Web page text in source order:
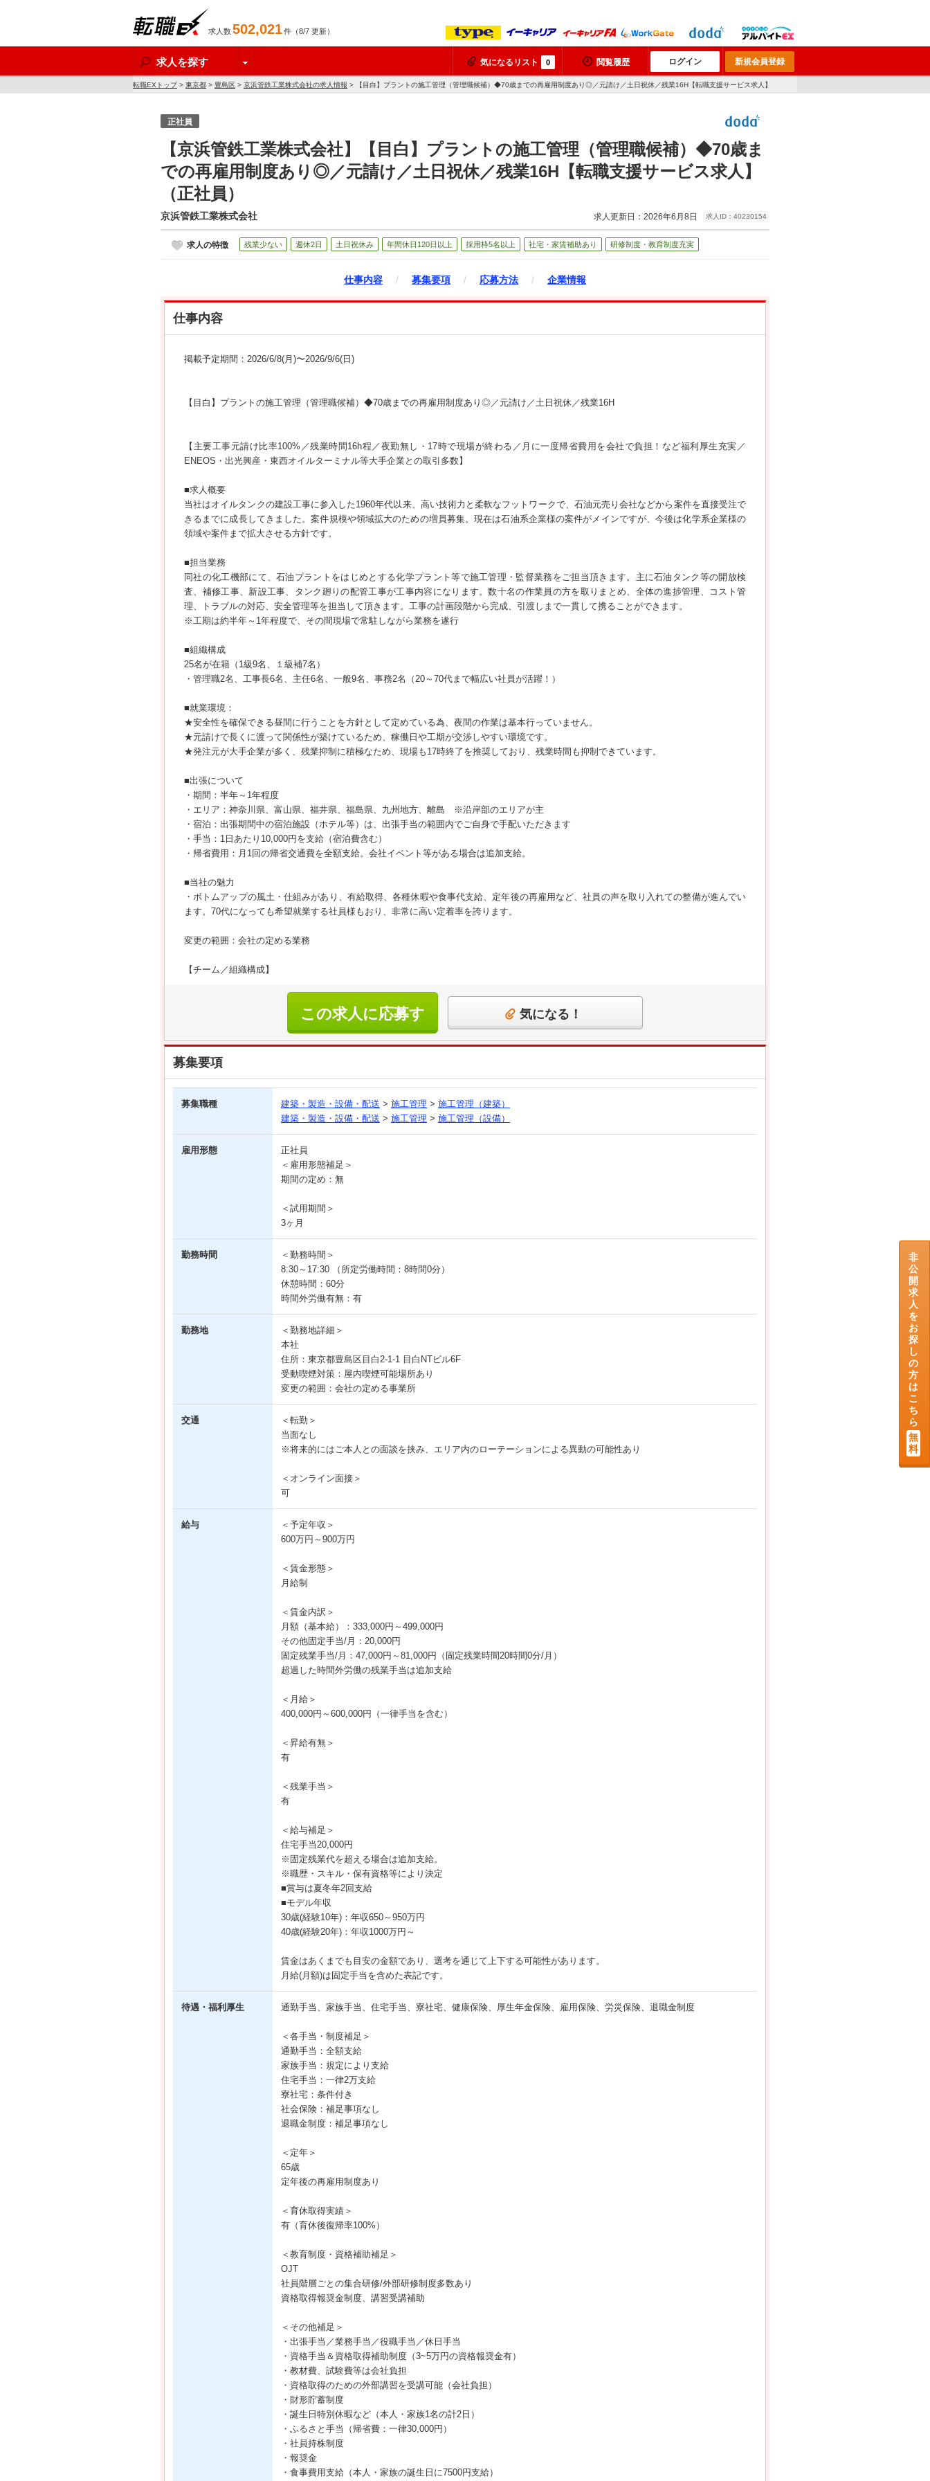
求人数502,021件（8/7 更新）
求人を探す 気になるリスト 0 閲覧履歴 ログイン 新規会員登録
転職EXトップ> 東京都 > 豊島区 > 京浜管鉄工業株式会社の求人情報 > 【目白】プラントの施工管理（管理職候補）◆70歳までの再雇用制度あり◎／元請け／土日祝休／残業16H【転職支援サービス求人】
正社員
【京浜管鉄工業株式会社】【目白】プラントの施工管理（管理職候補）◆70歳ま
での再雇用制度あり◎／元請け／土日祝休／残業16H【転職支援サービス求人】
（正社員）
京浜管鉄工業株式会社 求人更新日：2026年6月8日 求人ID：40230154
求人の特徴 残業少ない 週休2日 土日祝休み 年間休日120日以上 採用枠5名以上 社宅・家賃補助あり 研修制度・教育制度充実
仕事内容 / 募集要項 / 応募方法 / 企業情報
仕事内容
掲載予定期間：2026/6/8(月)〜2026/9/6(日)
【目白】プラントの施工管理（管理職候補）◆70歳までの再雇用制度あり◎／元請け／土日祝休／残業16H
【主要工事元請け比率100%／残業時間16h程／夜勤無し・17時で現場が終わる／月に一度帰省費用を会社で負担！など福利厚生充実／
ENEOS・出光興産・東西オイルターミナル等大手企業との取引多数】
■求人概要
当社はオイルタンクの建設工事に参入した1960年代以来、高い技術力と柔軟なフットワークで、石油元売り会社などから案件を直接受注で
きるまでに成長してきました。案件規模や領域拡大のための増員募集。現在は石油系企業様の案件がメインですが、今後は化学系企業様の
領域や案件まで拡大させる方針です。
■担当業務
同社の化工機部にて、石油プラントをはじめとする化学プラント等で施工管理・監督業務をご担当頂きます。主に石油タンク等の開放検
査、補修工事、新設工事、タンク廻りの配管工事が工事内容になります。数十名の作業員の方を取りまとめ、全体の進捗管理、コスト管
理、トラブルの対応、安全管理等を担当して頂きます。工事の計画段階から完成、引渡しまで一貫して携ることができます。
※工期は約半年～1年程度で、その間現場で常駐しながら業務を遂行
■組織構成
25名が在籍（1級9名、１級補7名）
・管理職2名、工事長6名、主任6名、一般9名、事務2名（20～70代まで幅広い社員が活躍！）
■就業環境：
★安全性を確保できる昼間に行うことを方針として定めている為、夜間の作業は基本行っていません。
★元請けで長くに渡って関係性が築けているため、稼働日や工期が交渉しやすい環境です。
★発注元が大手企業が多く、残業抑制に積極なため、現場も17時終了を推奨しており、残業時間も抑制できています。
■出張について
・期間：半年～1年程度
・エリア：神奈川県、富山県、福井県、福島県、九州地方、離島 ※沿岸部のエリアが主
・宿泊：出張期間中の宿泊施設（ホテル等）は、出張手当の範囲内でご自身で手配いただきます
・手当：1日あたり10,000円を支給（宿泊費含む）
・帰省費用：月1回の帰省交通費を全額支給。会社イベント等がある場合は追加支給。
■当社の魅力
・ボトムアップの風土・仕組みがあり、有給取得、各種休暇や食事代支給、定年後の再雇用など、社員の声を取り入れての整備が進んでい
ます。70代になっても希望就業する社員様もおり、非常に高い定着率を誇ります。
変更の範囲：会社の定める業務
【チーム／組織構成】
この求人に応募す
る
気になる！
募集要項
募集職種 建築・製造・設備・配送 > 施工管理 > 施工管理（建築）
建築・製造・設備・配送 > 施工管理 > 施工管理（設備）
雇用形態
正社員
＜雇用形態補足＞
期間の定め：無
＜試用期間＞
3ヶ月
勤務時間
＜勤務時間＞
8:30～17:30 （所定労働時間：8時間0分）
休憩時間：60分
時間外労働有無：有
勤務地
＜勤務地詳細＞
本社
住所：東京都豊島区目白2-1-1 目白NTビル6F
受動喫煙対策：屋内喫煙可能場所あり
変更の範囲：会社の定める事業所
交通
＜転勤＞
当面なし
※将来的にはご本人との面談を挟み、エリア内のローテーションによる異動の可能性あり
＜オンライン面接＞
可
給与
＜予定年収＞
600万円～900万円
＜賃金形態＞
月給制
＜賃金内訳＞
月額（基本給）：333,000円～499,000円
その他固定手当/月：20,000円
固定残業手当/月：47,000円～81,000円（固定残業時間20時間0分/月）
超過した時間外労働の残業手当は追加支給
＜月給＞
400,000円～600,000円（一律手当を含む）
＜昇給有無＞
有
＜残業手当＞
有
＜給与補足＞
住宅手当20,000円
※固定残業代を超える場合は追加支給。
※職歴・スキル・保有資格等により決定
■賞与は夏冬年2回支給
■モデル年収
30歳(経験10年)：年収650～950万円
40歳(経験20年)：年収1000万円～
賃金はあくまでも目安の金額であり、選考を通じて上下する可能性があります。
月給(月額)は固定手当を含めた表記です。
待遇・福利厚生 通勤手当、家族手当、住宅手当、寮社宅、健康保険、厚生年金保険、雇用保険、労災保険、退職金制度
＜各手当・制度補足＞
通勤手当：全額支給
家族手当：規定により支給
住宅手当：一律2万支給
寮社宅：条件付き
社会保険：補足事項なし
退職金制度：補足事項なし
＜定年＞
65歳
定年後の再雇用制度あり
＜育休取得実績＞
有（育休後復帰率100%）
＜教育制度・資格補助補足＞
OJT
社員階層ごとの集合研修/外部研修制度多数あり
資格取得報奨金制度、講習受講補助
＜その他補足＞
・出張手当／業務手当／役職手当／休日手当
・資格手当＆資格取得補助制度（3~5万円の資格報奨金有）
・教材費、試験費等は会社負担
・資格取得のための外部講習を受講可能（会社負担）
・財形貯蓄制度
・誕生日特別休暇など（本人・家族1名の計2日）
・ふるさと手当（帰省費：一律30,000円）
・社員持株制度
・報奨金
・食事費用支給（本人・家族の誕生日に7500円支給）
非
公
開
求
人
を
お
探
し
の
方
は
こ
ち
ら
無
料